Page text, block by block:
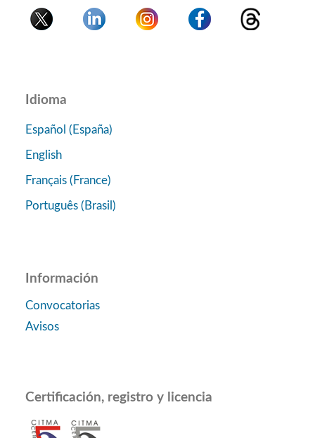
Idioma
Español (España)
English
Français (France)
Português (Brasil)
Información
Convocatorias
Avisos
Certificación, registro y licencia